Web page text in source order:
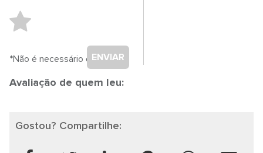
ENVIAR
*Não é necessário cadastro.
Avaliação de quem leu:
Gostou? Compartilhe: